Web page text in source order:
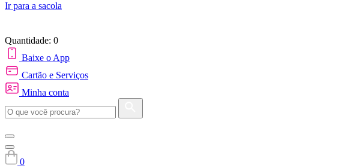
Ir para a sacola
Quantidade: 0
Baixe o App
Cartão e Serviços
Minha conta
0